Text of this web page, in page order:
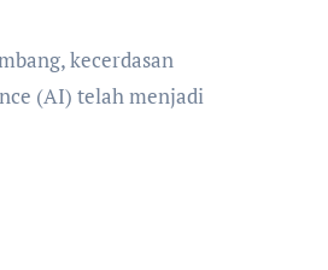
(AI) telah menjadi